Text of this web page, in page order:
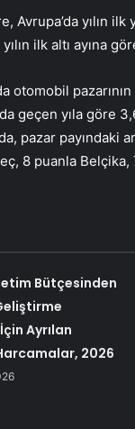
Avrupa’da yılın
ilk altı ayına
otomobil
geçen yıla göre
pazar
8 puanla
Bütçesinden
Ayrılan
2026